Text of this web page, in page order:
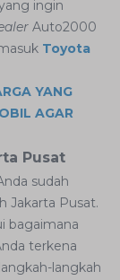
ingin
Auto2000
Toyota
YANG
AGAR
Pusat
sudah
Jakarta Pusat.
bagaimana
terkena
langkah